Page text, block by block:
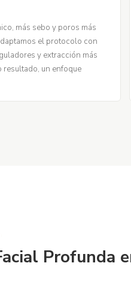
más sebo y poros más
el protocolo con
y extracción más
un enfoque
Profunda